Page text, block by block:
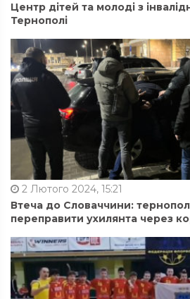
Центр дітей та молоді з
Тернополі
2 Лютого 2024, 15:21
Втеча до Словаччини:
переправити ухилянта через